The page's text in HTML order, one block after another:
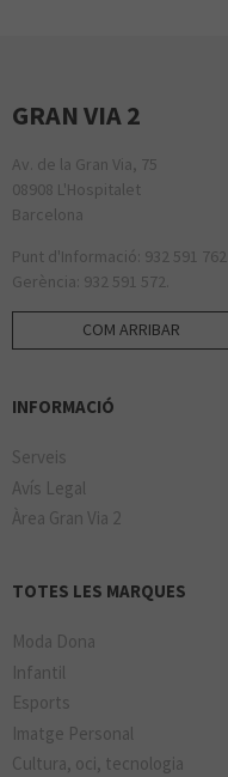
GRAN VIA 2
Av. de la Gran Via, 75
08908 L'Hospitalet
Barcelona
Punt d'Informació: 932 591 762.
Gerència: 932 591 572.
COM ARRIBAR
INFORMACIÓ
Serveis
Avís Legal
Àrea Gran Via 2
TOTES LES MARQUES
Moda Dona
Infantil
Esports
Imatge Personal
Cultura, oci, tecnologia